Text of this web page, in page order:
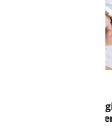
Von digitaler
KI-fähigen Steuerung